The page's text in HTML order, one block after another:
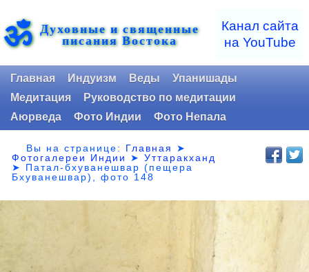
ॐ Духовные и священные
писания Востока
Канал сайта
на YouTube
Главная Индуизм Веды
Упанишады
Медитация
Руководство по медитации
Аюрведа
Фото Индии Фото Непала
Вы на странице: Главная
➤
Фотогалереи Индии
➤Уттаракханд
➤ Патал-бхуванешвар (пещера
Бхуванешвар), фото 148